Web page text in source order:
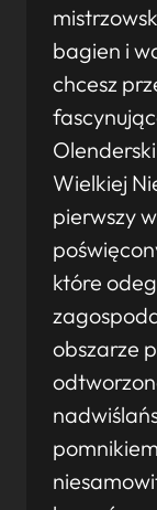
bagien i
chcesz
Wielkiej
pierwszy
które
obszarze